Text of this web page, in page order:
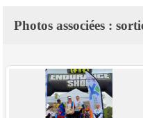
Photos associées :